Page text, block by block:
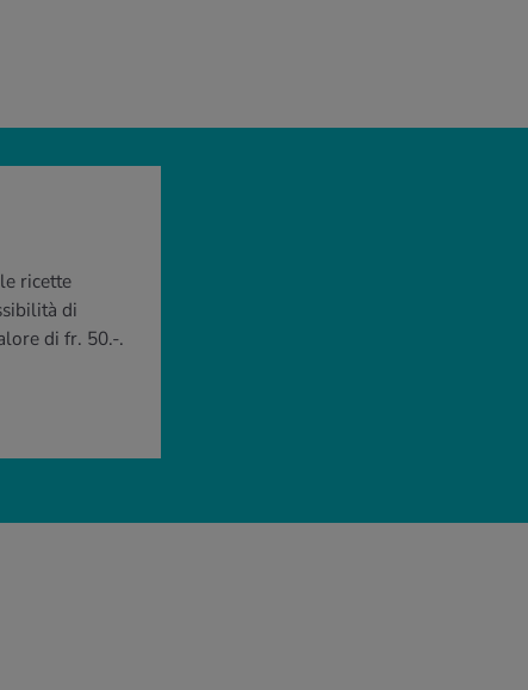
ricette
di
di fr. 50.-.